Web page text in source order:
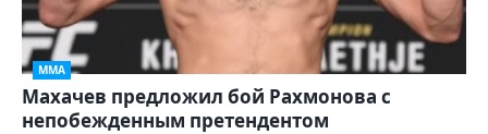
ММА
Махачев предложил бой Рахмонова с
непобежденным претендентом